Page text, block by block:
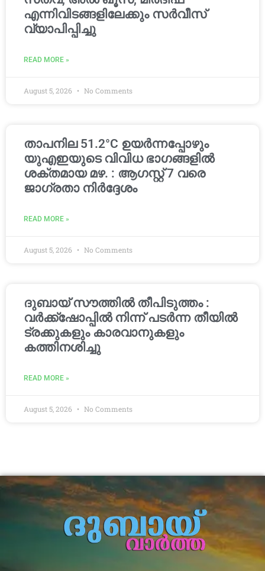
എന്നിവിടങ്ങളിലേക്കും സർവീസ്
വ്യാപിപ്പിച്ചു
READ MORE »
August 5, 2026 No Comments
താപനില 51.2°C ഉയർന്നപ്പോഴും
യുഎഇയുടെ വിവിധ ഭാഗങ്ങളിൽ
ശക്തമായ മഴ. : ആഗസ്റ്റ് 7 വരെ
ജാഗ്രതാ നിർദ്ദേശം
READ MORE »
August 5, 2026 No Comments
ദുബായ് സൗത്തിൽ തീപിടുത്തം :
വർക്ക്‌ഷോപ്പിൽ നിന്ന് പടർന്ന തീയിൽ
ട്രക്കുകളും കാരവാനുകളും
കത്തിനശിച്ചു
READ MORE »
August 5, 2026 No Comments